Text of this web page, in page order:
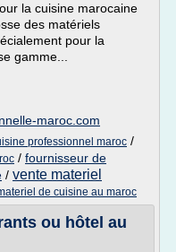
la cuisine marocaine
des matériels
pour la
gamme...
maroc.com
professionnel maroc /
/ fournisseur de
/ vente materiel
de cuisine au maroc
ou hôtel au